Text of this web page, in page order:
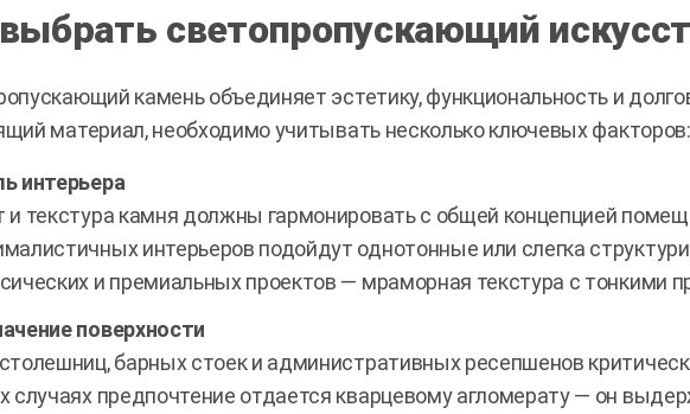
светопропускающий
камень объединяет эстетику, функциональность и
материал, необходимо учитывать несколько ключевых факторов:
интерьера
и текстура камня должны гармонировать с общей концепцией
интерьеров подойдут однотонные или слегка
и премиальных проектов — мраморная текстура с тонкими
поверхности
барных стоек и административных ресепшенов
случаях предпочтение отдается кварцевому агломерату — он